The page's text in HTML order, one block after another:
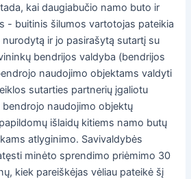
kai daugiabučio namo buto ir
- buitinis šilumos vartotojas pateikia
ir jo pasirašytą sutartį su
bendrijos valdyba (bendrijos
naudojimo objektams valdyti
sutarties partnerių įgaliotu
naudojimo objektų
išlaidų kitiems namo butų
atlyginimo. Savivaldybės
minėto sprendimo priėmimo 30
kiek pareiškėjas vėliau pateikė šį